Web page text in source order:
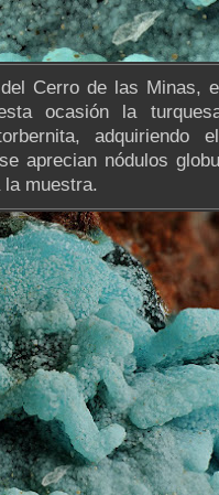
Cerro de las Minas,
ocasión la
adquiriendo
aprecian nódulos
muestra.